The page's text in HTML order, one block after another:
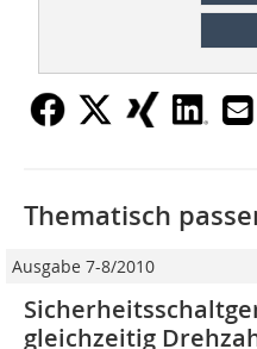
Thematisch
Ausgabe 7-8/2010
gleichzeitig